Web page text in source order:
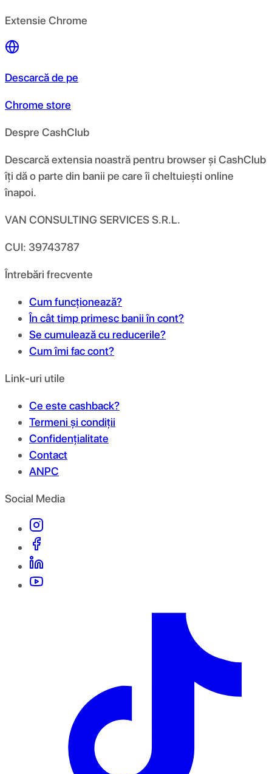
Extensie Chrome
Descarcă de pe
Chrome store
Despre CashClub
Descarcă extensia noastră pentru browser și CashClub
îți dă o parte din banii pe care îi cheltuiești online
înapoi.
VAN CONSULTING SERVICES S.R.L.
CUI: 39743787
Întrebări frecvente
Cum funcționează?
În cât timp primesc banii în cont?
Se cumulează cu reducerile?
Cum îmi fac cont?
Link-uri utile
Ce este cashback?
Termeni și condiții
Confidențialitate
Contact
ANPC
Social Media